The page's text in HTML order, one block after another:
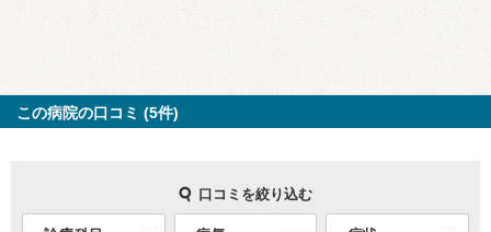
この病院の口コミ (5件)
口コミを絞り込む